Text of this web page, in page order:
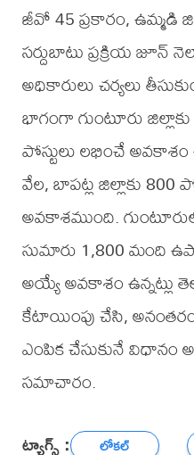
జీవో 45 ప్రకారం,
సర్దుబాటు ప్రక్రియ జూన్
అధికారులు చర్యలు
భాగంగా గుంటూరు
పోస్టులు లభించే అవకాశం
వేల, బాపట్ల జిల్లాకు
అవకాశముంది.
సుమారు 1,800 మంది
అయ్యే అవకాశం ఉన్నట్లు
కేటాయింపు చేసి,
ఎంపిక చేసుకునే విధానం
సమాచారం.
ట్యాగ్స్ : లోకల్